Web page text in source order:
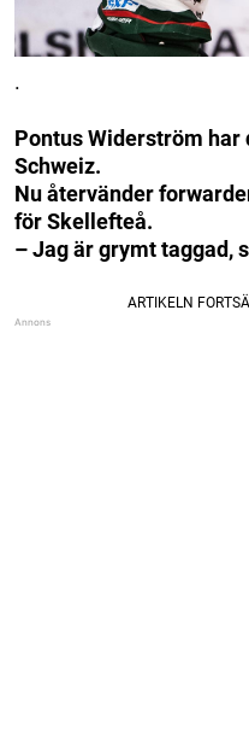
.
Pontus Widerström
Schweiz.
Nu återvänder
för Skellefteå.
– Jag är grymt taggad,